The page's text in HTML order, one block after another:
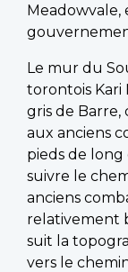
Meadowvale,
Le mur du
torontois
gris de
aux anciens
pieds de
suivre le
anciens
relativement
suit la
vers le